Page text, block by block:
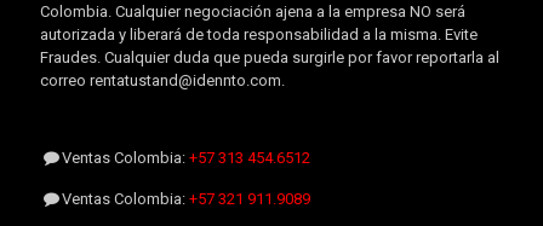
Colombia. Cualquier negociación ajena a la empresa NO será
autorizada y liberará de toda responsabilidad a la misma. Evite
Fraudes. Cualquier duda que pueda surgirle por favor reportarla al
correo rentatustand@idennto.com.
Ventas Colombia:+57 313 454.6512
Ventas Colombia:+57 321 911.9089